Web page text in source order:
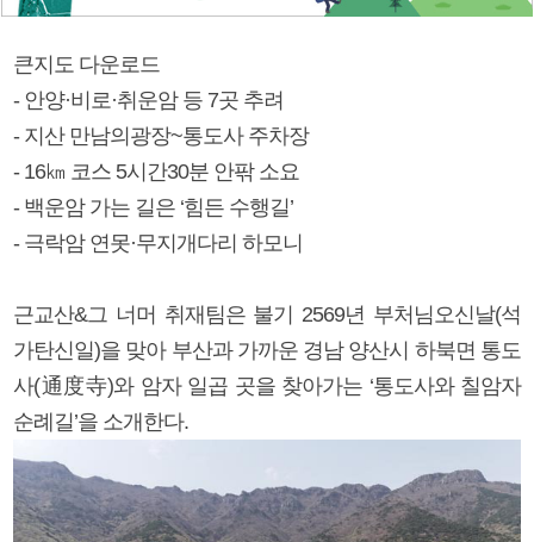
큰지도 다운로드
- 안양·비로·취운암 등 7곳 추려
- 지산 만남의광장~통도사 주차장
- 16㎞ 코스 5시간30분 안팎 소요
- 백운암 가는 길은 ‘힘든 수행길’
- 극락암 연못·무지개다리 하모니
근교산&그 너머 취재팀은 불기 2569년 부처님오신날(석
가탄신일)을 맞아 부산과 가까운 경남 양산시 하북면 통도
사(通度寺)와 암자 일곱 곳을 찾아가는 ‘통도사와 칠암자
순례길’을 소개한다.